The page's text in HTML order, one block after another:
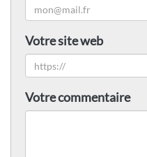
Votre site web
Votre commentaire